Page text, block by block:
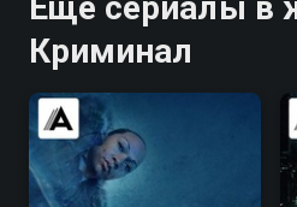
Ещё сериалы в
Криминал